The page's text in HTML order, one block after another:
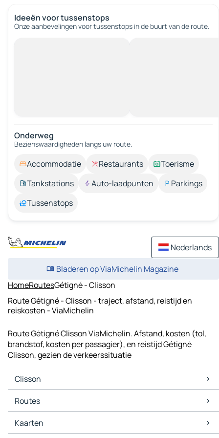
Ideeën voor tussenstops
Onze aanbevelingen voor tussenstops in de buurt van de route.
Onderweg
Bezienswaardigheden langs uw route.
Accommodatie Restaurants
Toerisme
Tankstations
Auto-laadpunten
Parkings
Tussenstops
Nederlands
Bladeren op ViaMichelin Magazine
HomeRoutesGétigné - Clisson
Route Gétigné - Clisson - traject, afstand, reistijd en
reiskosten - ViaMichelin
Route Gétigné Clisson ViaMichelin. Afstand, kosten (tol,
brandstof, kosten per passagier), en reistijd Gétigné
Clisson, gezien de verkeerssituatie
Clisson
Clisson Kaarten
Clisson Verkeer
Clisson Hotels
Clisson Restaurants
Routes
Routes Clisson - Montaigu-Vendée
Routes Clisson - Vertou
Kaarten